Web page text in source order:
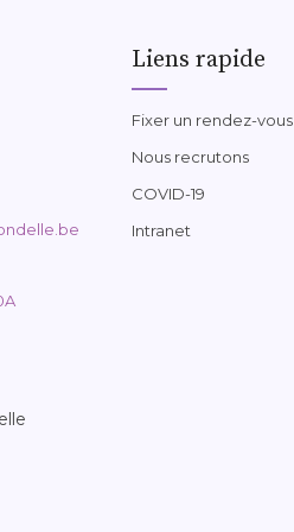
Liens rapide
Fixer un rendez-vous
Nous recrutons
COVID-19
Intranet